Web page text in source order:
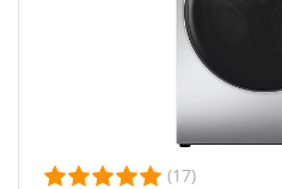
(17)